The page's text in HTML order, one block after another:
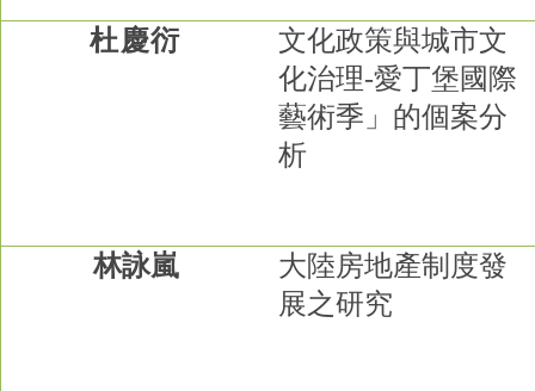
杜慶衍
文化政策與城市文
化治理-愛丁堡國際
藝術季」的個案分
析
林詠嵐
大陸房地產制度發
展之研究